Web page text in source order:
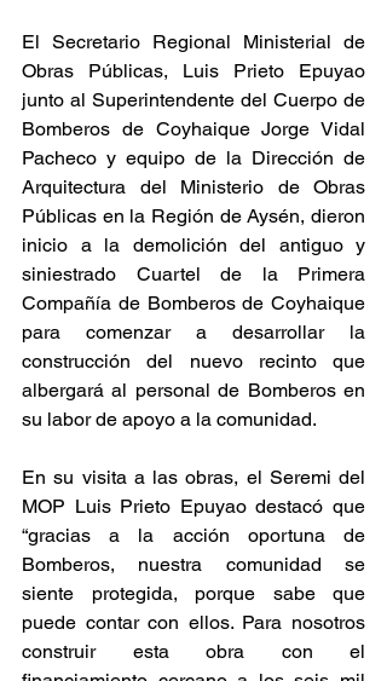
El Secretario Regional Ministerial de
Obras Públicas, Luis Prieto Epuyao
junto al Superintendente del Cuerpo de
Bomberos de Coyhaique Jorge Vidal
Pacheco y equipo de la Dirección de
Arquitectura del Ministerio de Obras
Públicas en la Región de Aysén, dieron
inicio a la demolición del antiguo y
siniestrado Cuartel de la Primera
Compañía de Bomberos de Coyhaique
para comenzar a desarrollar la
construcción del nuevo recinto que
albergará al personal de Bomberos en
su labor de apoyo a la comunidad.
En su visita a las obras, el Seremi del
MOP Luis Prieto Epuyao destacó que
“gracias a la acción oportuna de
Bomberos, nuestra comunidad se
siente protegida, porque sabe que
puede contar con ellos. Para nosotros
construir esta obra con el